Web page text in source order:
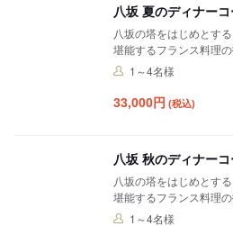
八坂 夏のディナーコ
八坂の塔をはじめとす
堪能するフランス料理
理。すべての料理はお
その生産者にまつわる
シェフと語らい、単に
1～4名様
33,000円 (税込)
八坂 秋のディナーコ
八坂の塔をはじめとす
堪能するフランス料理
理。すべての料理はお
1～4名様